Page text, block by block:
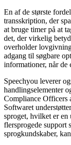
En af de største
transskription, der
at bruge timer på at
det, der virkelig
overholder
adgang til søgbare
informationer, når de
Speechyou leverer
handlingselementer
Compliance Officers
Softwaret
sproget, hvilket er
flersprogede support
sprogkundskaber,